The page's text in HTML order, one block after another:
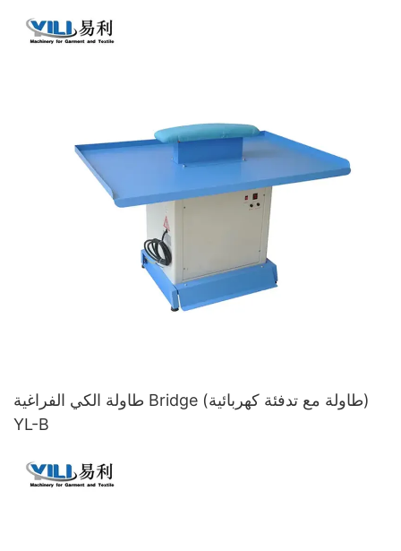
طاولة الكي الفراغية Bridge (طاولة مع تدفئة كهربائية)
YL-B